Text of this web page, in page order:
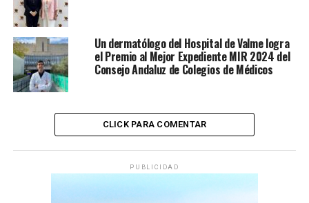
Un dermatólogo del Hospital de Valme logra
el Premio al Mejor Expediente MIR 2024 del
Consejo Andaluz de Colegios de Médicos
CLICK PARA COMENTAR
PUBLICIDAD